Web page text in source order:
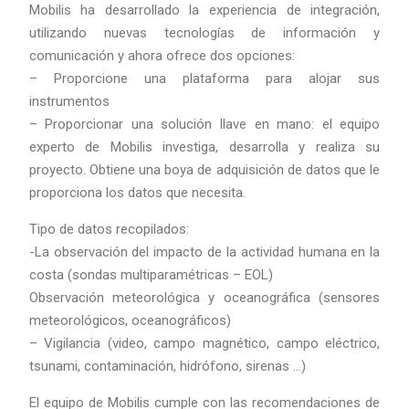
Mobilis ha desarrollado la experiencia de integración,
utilizando nuevas tecnologías de información y
comunicación y ahora ofrece dos opciones:
– Proporcione una plataforma para alojar sus
instrumentos
– Proporcionar una solución llave en mano: el equipo
experto de Mobilis investiga, desarrolla y realiza su
proyecto. Obtiene una boya de adquisición de datos que le
proporciona los datos que necesita.
Tipo de datos recopilados:
-La observación del impacto de la actividad humana en la
costa (sondas multiparamétricas – EOL)
Observación meteorológica y oceanográfica (sensores
meteorológicos, oceanográficos)
– Vigilancia (video, campo magnético, campo eléctrico,
tsunami, contaminación, hidrófono, sirenas …)
El equipo de Mobilis cumple con las recomendaciones de